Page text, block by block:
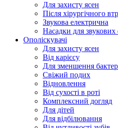
Для захисту ясен
Після хірургічного
Звукова електрична
Насадки для
Ополіскувачі
Для захисту ясен
Від карієсу
Для зменшення
Свіжий подих
Відновлення
Від сухості в роті
Комплексний догляд
Для дітей
Для відбілювання